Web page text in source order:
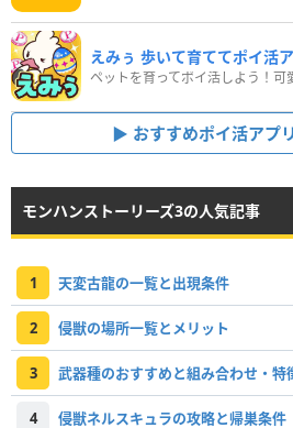
えみぅ 歩いて育ててポイ活
おすすめポイ活アプ
モンハンストーリーズ3の人気記事
1 天変古龍の一覧と出現条件
2 侵獣の場所一覧とメリット
3 武器種のおすすめと組み合わせ・特
4 侵獣ネルスキュラの攻略と帰巣条件